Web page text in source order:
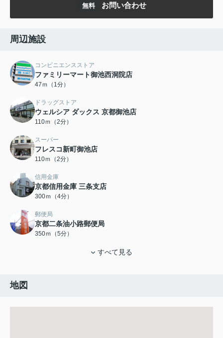
無料 お問い合わせ
周辺施設
コンビニエンスストア
ファミリーマート御池西洞院店
47ｍ（1分）
ドラッグストア
ウェルシア ダックス 京都御池店
110ｍ（2分）
スーパー
フレスコ新町御池店
110ｍ（2分）
信用金庫
京都信用金庫 三条支店
300ｍ（4分）
郵便局
京都二条油小路郵便局
350ｍ（5分）
すべて見る
地図